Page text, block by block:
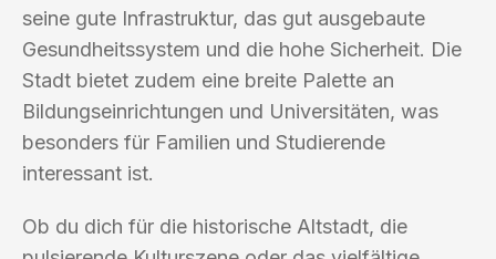
seine gute Infrastruktur, das gut ausgebaute
Gesundheitssystem und die hohe Sicherheit. Die
Stadt bietet zudem eine breite Palette an
Bildungseinrichtungen und Universitäten, was
besonders für Familien und Studierende
interessant ist.
Ob du dich für die historische Altstadt, die